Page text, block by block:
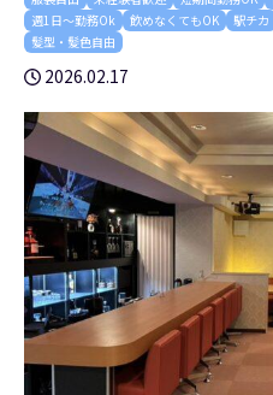
週1日～勤務Ok
飲めなくてもOK 駅チカ
髪型・髪色自由
2026.02.17